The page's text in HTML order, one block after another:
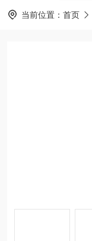
当前位置： 首页